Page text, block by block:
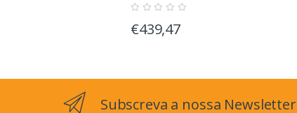
€439,47
Subscreva a nossa Newsletter